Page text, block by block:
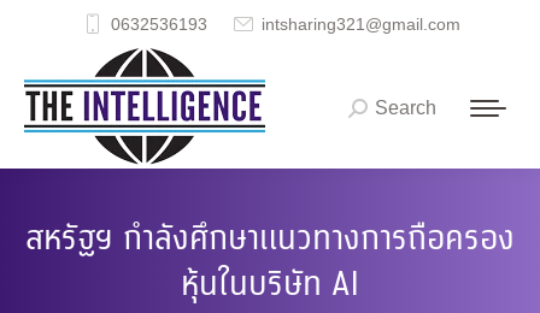
0632536193 intsharing321@gmail.com
Search:
Search
สหรัฐฯ กำลังศึกษาแนวทางการถือครอง
หุ้นในบริษัท AI